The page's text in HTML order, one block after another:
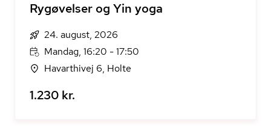
Rygøvelser og Yin yoga
24. august, 2026
Mandag, 16:20 - 17:50
Havarthivej 6, Holte
1.230 kr.